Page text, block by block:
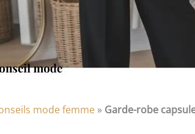
mode femme» Garde-robe